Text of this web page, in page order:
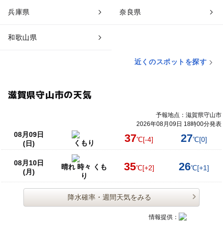
兵庫県 奈良県
和歌山県
近くのスポットを探す
滋賀県守山市の天気
予報地点：滋賀県守山市
2026年08月09日 18時00分発表
08月09日
(日)
くもり 37℃[-4] 27℃[0]
08月10日
(月)
晴れ 時々 くも
り
35℃[+2] 26℃[+1]
降水確率・週間天気をみる
情報提供：